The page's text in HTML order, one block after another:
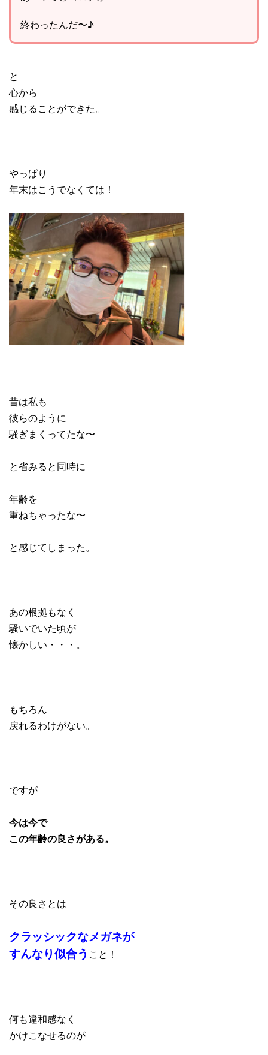
終わったんだ〜♪
と
心から
感じることができた。
やっぱり
年末はこうでなくては！
昔は私も
彼らのように
騒ぎまくってたな〜
と省みると同時に
年齢を
重ねちゃったな〜
と感じてしまった。
あの根拠もなく
騒いでいた頃が
懐かしい・・・。
もちろん
戻れるわけがない。
ですが
今は今で
この年齢の良さがある。
その良さとは
クラッシックなメガネが
すんなり似合う こと！
何も違和感なく
かけこなせるのが